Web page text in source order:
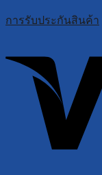
การรับประกันสินค้า